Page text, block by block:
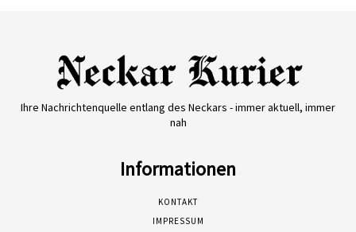
Ihre Nachrichtenquelle entlang des Neckars - immer aktuell, immer
nah
Informationen
KONTAKT
IMPRESSUM